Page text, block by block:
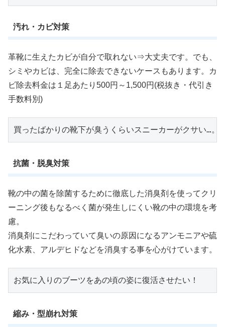
汚れ・カビ対策
革靴に生えたカビが自分で取れない⇒大丈夫です。でも、
シミやカビは、完全に除去できないケースもあります。カ
ビ除去料金は１足あたり500円～1,500円(税抜き・代引き
手数料別)
買ったばかりの靴下が臭うくらいスニーカーがクサい…。
抗菌・脱臭対策
靴の中の菌を除菌するために徹底した消臭剤を使ってクリ
ーニング後もなるべく菌が発生しにくい靴の中の環境を考
慮。
消臭剤にこだわっていて臭いの原因になるアンモニアや硫
化水素、アルデヒドなどを消臭する事を心がけています。
お気に入りのブーツをあの頃の姿に復活させたい！
縮み・型崩れ対策